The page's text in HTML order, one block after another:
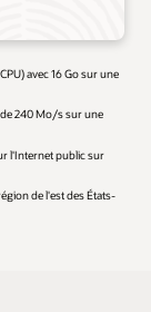
avec 16 Go sur une
de 240 Mo/s sur une
l'Internet public sur
de l'est des États-